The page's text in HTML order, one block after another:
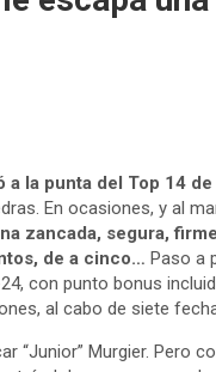
a la punta del Top 14 de
En ocasiones, y al
zancada, segura, firme
de a cinco… Paso a
con punto bonus
al cabo de siete
“Junior” Murgier. Pero